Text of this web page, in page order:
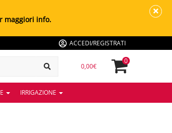
maggiori info.
ACCEDI/REGISTRATI
0,00€
0
IRRIGAZIONE